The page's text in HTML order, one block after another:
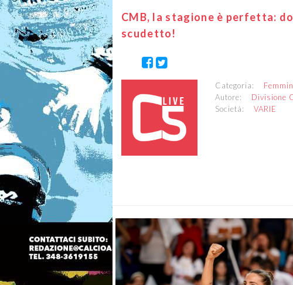
CMB, la stagione è perfetta:
scudetto!
Categoria:
Autore: Divisione
Società: VARIE